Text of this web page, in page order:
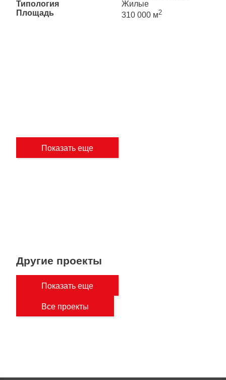
Типология
Жилые
Площадь
310 000 м2
Показать еще
Другие проекты
Показать еще
Все проекты